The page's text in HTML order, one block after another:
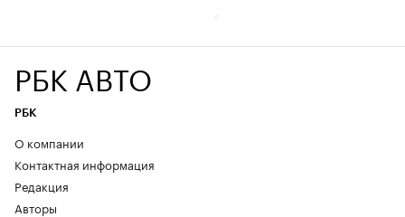
РБК АВТО
РБК
О компании
Контактная информация
Редакция
Авторы